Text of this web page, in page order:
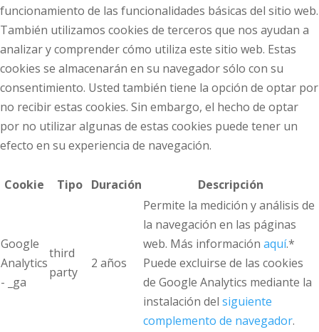
funcionamiento de las funcionalidades básicas del sitio web.
También utilizamos cookies de terceros que nos ayudan a
analizar y comprender cómo utiliza este sitio web. Estas
cookies se almacenarán en su navegador sólo con su
consentimiento. Usted también tiene la opción de optar por
no recibir estas cookies. Sin embargo, el hecho de optar
por no utilizar algunas de estas cookies puede tener un
efecto en su experiencia de navegación.
Cookie Tipo Duración Descripción
Google
Analytics
- _ga
third
party
2 años
Permite la medición y análisis de
la navegación en las páginas
web. Más información aquí.*
Puede excluirse de las cookies
de Google Analytics mediante la
instalación del siguiente
complemento de navegador.